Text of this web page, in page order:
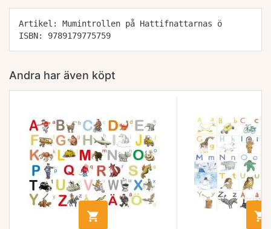
Artikel: Mumintrollen på Hattifnattarnas ö
ISBN: 9789179775759
Andra har även köpt
 